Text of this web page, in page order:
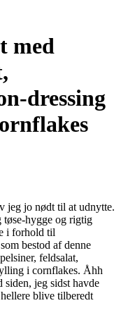
med
dressing
jeg jo nødt til at udnytte.
tøse-hygge og rigtig
i forhold til
bestod af denne
feldsalat,
i cornflakes. Åhh
siden, jeg sidst havde
blive tilberedt